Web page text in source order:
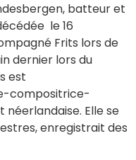
batteur et
le 16
Frits lors de
dernier lors du
est
compositrice-
Elle se
enregistrait des